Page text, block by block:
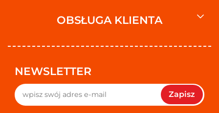
OBSŁUGA KLIENTA
NEWSLETTER
Zapisz